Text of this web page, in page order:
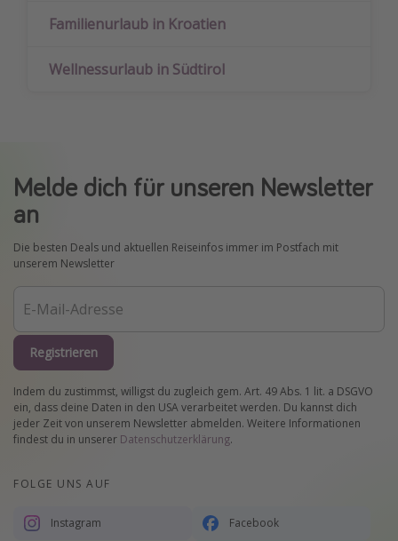
Familienurlaub in Kroatien
Wellnessurlaub in Südtirol
Melde dich für unseren Newsletter
an
Die besten Deals und aktuellen Reiseinfos immer im Postfach mit
unserem Newsletter
Registrieren
Indem du zustimmst, willigst du zugleich gem. Art. 49 Abs. 1 lit. a DSGVO
ein, dass deine Daten in den USA verarbeitet werden. Du kannst dich
jeder Zeit von unserem Newsletter abmelden. Weitere Informationen
findest du in unserer Datenschutzerklärung.
FOLGE UNS AUF
Instagram Facebook